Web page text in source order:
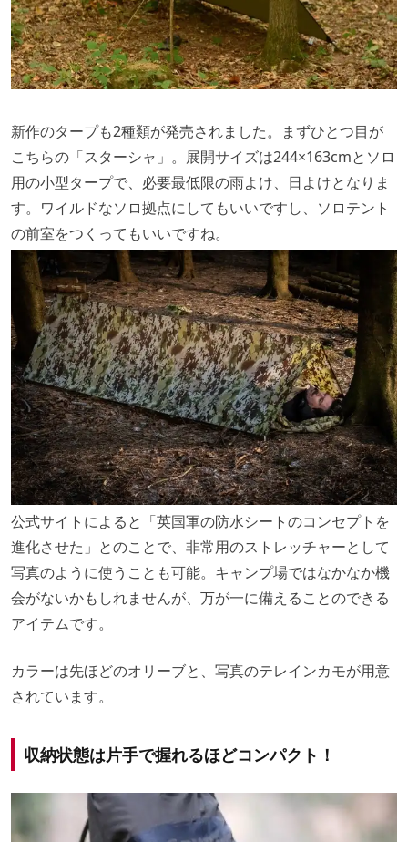
新作のタープも2種類が発売されました。まずひとつ目が
こちらの「スターシャ」。展開サイズは244×163cmとソロ
用の小型タープで、必要最低限の雨よけ、日よけとなりま
す。ワイルドなソロ拠点にしてもいいですし、ソロテント
の前室をつくってもいいですね。
公式サイトによると「英国軍の防⽔シートのコンセプトを
進化させた」とのことで、非常用のストレッチャーとして
写真のように使うことも可能。キャンプ場ではなかなか機
会がないかもしれませんが、万が一に備えることのできる
アイテムです。
カラーは先ほどのオリーブと、写真のテレインカモが用意
されています。
収納状態は片手で握れるほどコンパクト！